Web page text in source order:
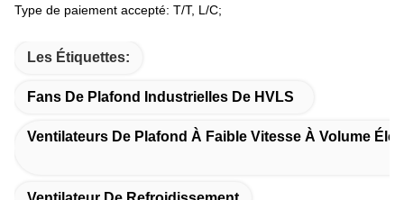
Type de paiement accepté: T/T, L/C;
Les Étiquettes:
Fans De Plafond Industrielles De HVLS
Ventilateurs De Plafond À Faible Vitesse À Volume